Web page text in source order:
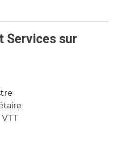
Services sur